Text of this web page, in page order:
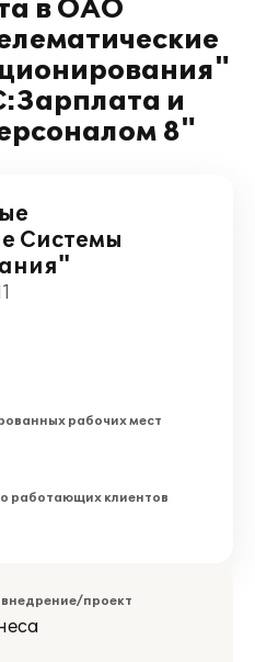
в ОАО
и
8"
Системы
рабочих мест
работающих клиентов
проект